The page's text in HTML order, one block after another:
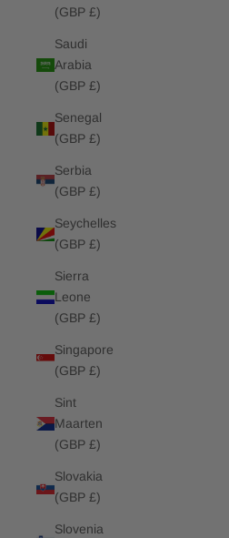
(GBP £)
Saudi
Arabia
(GBP £)
Senegal
(GBP £)
Serbia
(GBP £)
Seychelles
(GBP £)
Sierra
Leone
(GBP £)
Singapore
(GBP £)
Sint
Maarten
(GBP £)
Slovakia
(GBP £)
Slovenia